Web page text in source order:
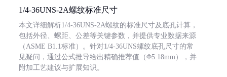
1/4-36UNS-2A螺纹标准尺寸
本文详细解析1/4-36UNS-2A螺纹的标准尺寸及底孔计算，
包括外径、螺距、公差等关键参数，并提供专业数据来源
（ASME B1.1标准）。针对1/4-36UNS螺纹底孔尺寸的常
见疑问，通过公式推导给出精确推荐值（Φ5.18mm），并
附加工艺建议与扩展知识。